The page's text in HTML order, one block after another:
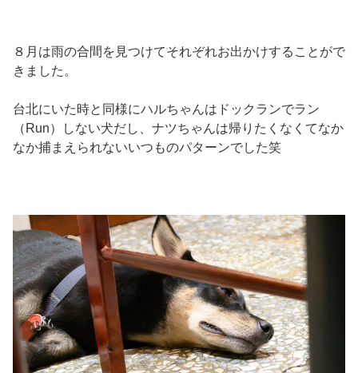
８月は雨の合間を見つけてそれぞれお出かけすることがで
きました。
台北にいた時と同様にハルちゃんはドックランでラン
（Run）しない犬だし、ナツちゃんは帰りたくなくてなか
なか捕まえられないいつものパターンでした笑